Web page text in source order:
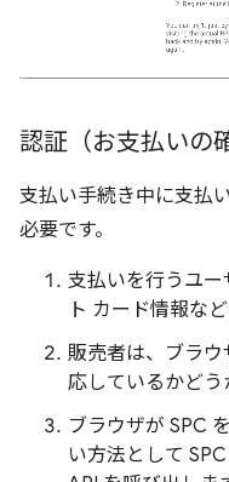
認証（お支払いの
支払い手続き中に支払
必要です。
支払いを行うユ
ト カード情報な
販売者は、ブラ
応しているかどう
ブラウザが SPC
い方法として